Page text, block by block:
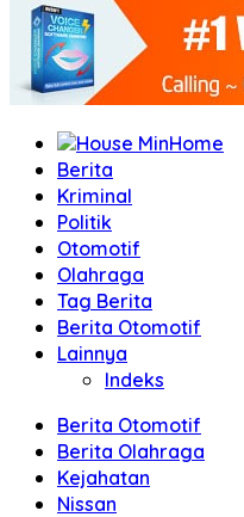
Home
Berita
Kriminal
Politik
Otomotif
Olahraga
Tag Berita
Berita Otomotif
Lainnya
Indeks
Berita Otomotif
Berita Olahraga
Kejahatan
Nissan